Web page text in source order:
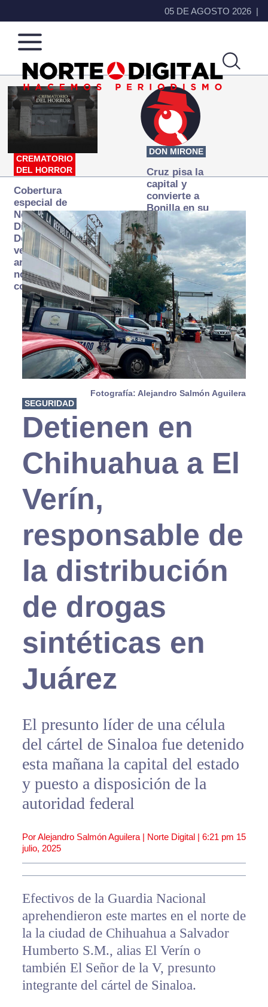
05 DE AGOSTO 2026
Norte
de
Ciudad
Más
que
noticias,
hacemos periodismo
CREMATORIO
DEL HORROR
Cobertura
especial de
Norte
Digital:
Donde la
verdad
arde… pero
no se
consume
DON MIRONE
Cruz pisa la
capital y
convierte a
Bonilla en su
primer blanco
Fotografía: Alejandro Salmón Aguilera
SEGURIDAD
Detienen en
Chihuahua a El
Verín,
responsable de
la distribución
de drogas
sintéticas en
Juárez
El presunto líder de una célula
del cártel de Sinaloa fue detenido
esta mañana la capital del estado
y puesto a disposición de la
autoridad federal
Por Alejandro Salmón Aguilera | Norte Digital | 6:21 pm 15
julio, 2025
Efectivos de la Guardia Nacional
aprehendieron este martes en el norte de
la la ciudad de Chihuahua a Salvador
Humberto S.M., alias El Verín o
también El Señor de la V, presunto
integrante del cártel de Sinaloa.